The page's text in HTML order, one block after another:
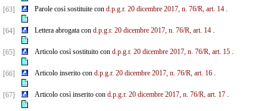
[63] Parole così sostituite con d.p.g.r. 20 dicembre 2017, n. 76/R, art. 14.
[64] Lettera abrogata con d.p.g.r. 20 dicembre 2017, n. 76/R, art. 14.
[65] Articolo così sostituito con d.p.g.r. 20 dicembre 2017, n. 76/R, art. 15.
[66] Articolo inserito con d.p.g.r. 20 dicembre 2017, n. 76/R, art. 16.
[67] Articolo così inserito con d.p.g.r. 20 dicembre 2017, n. 76/R, art. 17.